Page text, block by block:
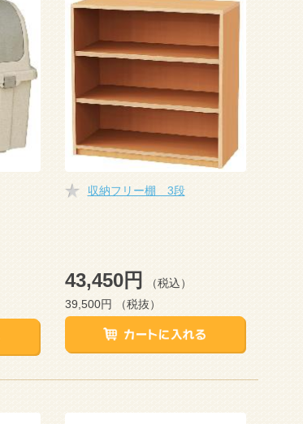
収納フリー棚 3段
43,450円
（税込）
39,500円
（税抜）